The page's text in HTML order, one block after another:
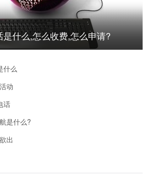
什么,怎么收费,怎么申请?
什么
动
话
是什么?
出